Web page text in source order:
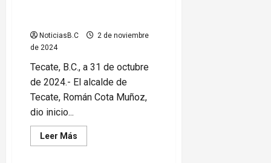
NoticiasB.C
2 de noviembre
de 2024
Tecate, B.C., a 31 de octubre
de 2024.- El alcalde de
Tecate, Román Cota Muñoz,
dio inicio...
Leer Más
más